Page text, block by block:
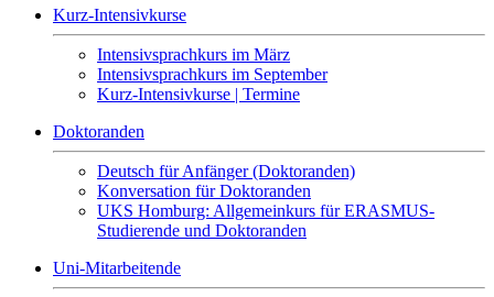
Kurz-Intensivkurse
Intensivsprachkurs im März
Intensivsprachkurs im September
Kurz-Intensivkurse | Termine
Doktoranden
Deutsch für Anfänger (Doktoranden)
Konversation für Doktoranden
UKS Homburg: Allgemeinkurs für ERASMUS-
Studierende und Doktoranden
Uni-Mitarbeitende